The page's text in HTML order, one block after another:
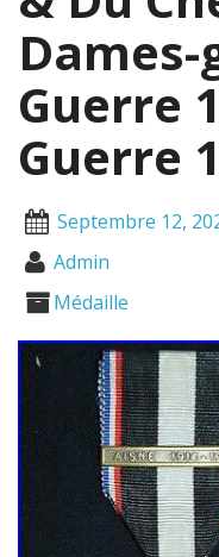
Guerre
Guerre
Septembre 12,
Admin
Médaille